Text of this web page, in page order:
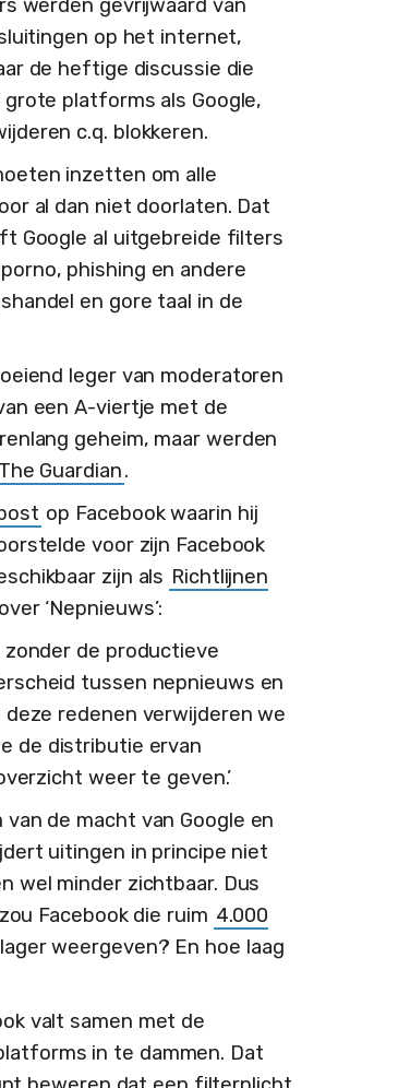
werden gevrijwaard van
op het internet,
de heftige discussie die
platforms als Google,
c.q. blokkeren.
inzetten om alle
al dan niet doorlaten. Dat
Google al uitgebreide filters
phishing en andere
en gore taal in de
leger van moderatoren
een A-viertje met de
geheim, maar werden
Guardian.
op Facebook waarin hij
voor zijn Facebook
zijn als Richtlijnen
‘Nepnieuws’:
zonder de productieve
tussen nepnieuws en
redenen verwijderen we
de distributie ervan
weer te geven.’
de macht van Google en
uitingen in principe niet
wel minder zichtbaar. Dus
Facebook die ruim 4.000
weergeven? En hoe laag
valt samen met de
in te dammen. Dat